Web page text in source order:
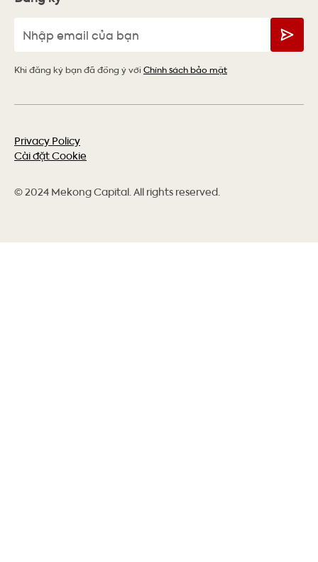
Khi đăng ký bạn đã đồng ý với Chính sách bảo mật
© 2024 Mekong Capital. All rights reserved.
Privacy Policy
Cài đặt Cookie